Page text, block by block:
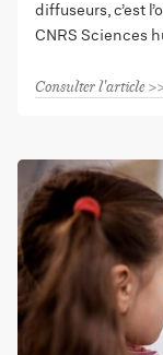
diffuseurs, c’est
CNRS Sciences
Consulter l'article